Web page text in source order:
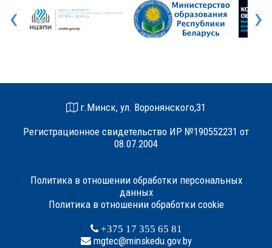
‹ ›
г.Минск, ул. Воронянского,31
Регистрационное свидетельство ИР №190552231 от
08.07.2004
Политика в отношении обработки персональных
данных
Политика в отношении обработки cookie
+375 17 355 65 81
mgtec@minskedu.gov.by